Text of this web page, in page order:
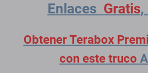
Enlaces Gratis,
Obtener Terabox
con este truco